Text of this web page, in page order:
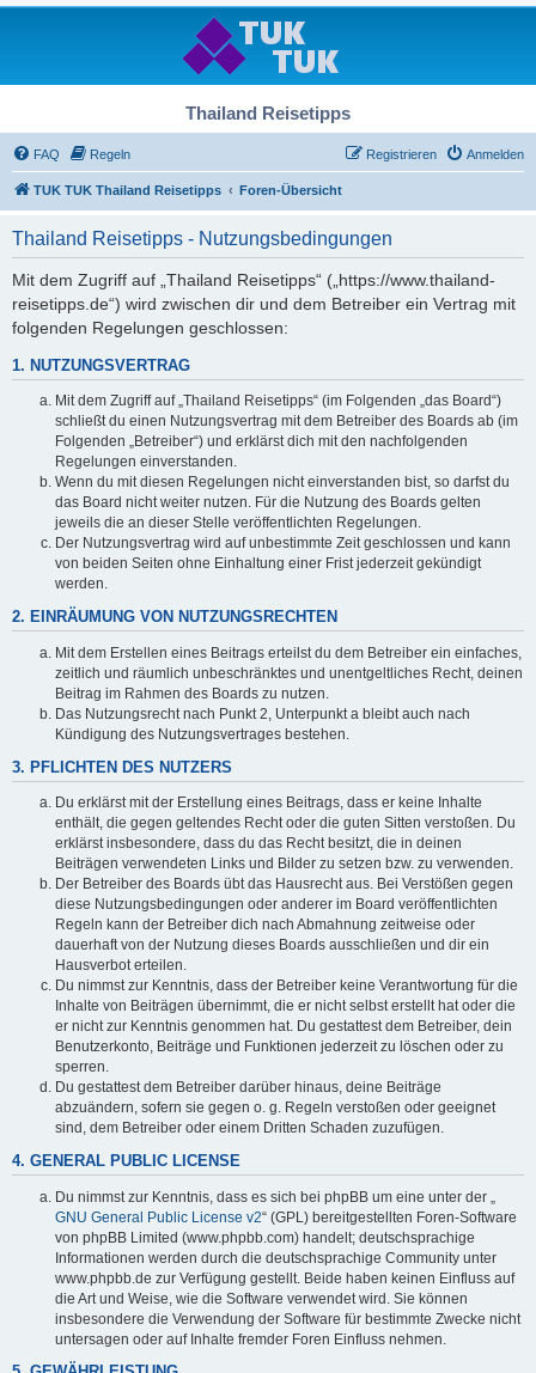
Thailand Reisetipps
FAQ Regeln Anmelden
Registrieren
TUK TUK Thailand Reisetipps Foren-Übersicht
Thailand Reisetipps - Nutzungsbedingungen
Mit dem Zugriff auf „Thailand Reisetipps“ („https://www.thailand-
reisetipps.de“) wird zwischen dir und dem Betreiber ein Vertrag mit
folgenden Regelungen geschlossen:
1. NUTZUNGSVERTRAG
Mit dem Zugriff auf „Thailand Reisetipps“ (im Folgenden „das Board“)
schließt du einen Nutzungsvertrag mit dem Betreiber des Boards ab (im
Folgenden „Betreiber“) und erklärst dich mit den nachfolgenden
Regelungen einverstanden.
Wenn du mit diesen Regelungen nicht einverstanden bist, so darfst du
das Board nicht weiter nutzen. Für die Nutzung des Boards gelten
jeweils die an dieser Stelle veröffentlichten Regelungen.
Der Nutzungsvertrag wird auf unbestimmte Zeit geschlossen und kann
von beiden Seiten ohne Einhaltung einer Frist jederzeit gekündigt
werden.
2. EINRÄUMUNG VON NUTZUNGSRECHTEN
Mit dem Erstellen eines Beitrags erteilst du dem Betreiber ein einfaches,
zeitlich und räumlich unbeschränktes und unentgeltliches Recht, deinen
Beitrag im Rahmen des Boards zu nutzen.
Das Nutzungsrecht nach Punkt 2, Unterpunkt a bleibt auch nach
Kündigung des Nutzungsvertrages bestehen.
3. PFLICHTEN DES NUTZERS
Du erklärst mit der Erstellung eines Beitrags, dass er keine Inhalte
enthält, die gegen geltendes Recht oder die guten Sitten verstoßen. Du
erklärst insbesondere, dass du das Recht besitzt, die in deinen
Beiträgen verwendeten Links und Bilder zu setzen bzw. zu verwenden.
Der Betreiber des Boards übt das Hausrecht aus. Bei Verstößen gegen
diese Nutzungsbedingungen oder anderer im Board veröffentlichten
Regeln kann der Betreiber dich nach Abmahnung zeitweise oder
dauerhaft von der Nutzung dieses Boards ausschließen und dir ein
Hausverbot erteilen.
Du nimmst zur Kenntnis, dass der Betreiber keine Verantwortung für die
Inhalte von Beiträgen übernimmt, die er nicht selbst erstellt hat oder die
er nicht zur Kenntnis genommen hat. Du gestattest dem Betreiber, dein
Benutzerkonto, Beiträge und Funktionen jederzeit zu löschen oder zu
sperren.
Du gestattest dem Betreiber darüber hinaus, deine Beiträge
abzuändern, sofern sie gegen o. g. Regeln verstoßen oder geeignet
sind, dem Betreiber oder einem Dritten Schaden zuzufügen.
4. GENERAL PUBLIC LICENSE
Du nimmst zur Kenntnis, dass es sich bei phpBB um eine unter der „
GNU General Public License v2“ (GPL) bereitgestellten Foren-Software
von phpBB Limited (www.phpbb.com) handelt; deutschsprachige
Informationen werden durch die deutschsprachige Community unter
www.phpbb.de zur Verfügung gestellt. Beide haben keinen Einfluss auf
die Art und Weise, wie die Software verwendet wird. Sie können
insbesondere die Verwendung der Software für bestimmte Zwecke nicht
untersagen oder auf Inhalte fremder Foren Einfluss nehmen.